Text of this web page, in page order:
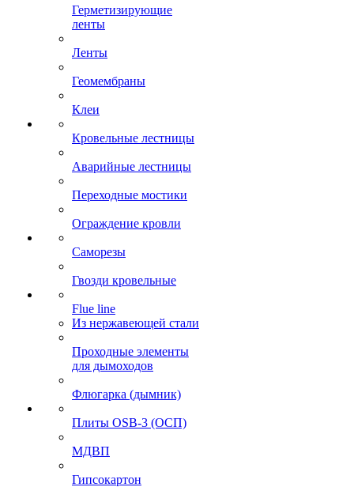
Герметизирующие
ленты
Ленты
Геомембраны
Клеи
Кровельные лестницы
Аварийные лестницы
Переходные мостики
Ограждение кровли
Саморезы
Гвозди кровельные
Flue line
Из нержавеющей стали
Проходные элементы
для дымоходов
Флюгарка (дымник)
Плиты OSB-3 (ОСП)
МДВП
Гипсокартон